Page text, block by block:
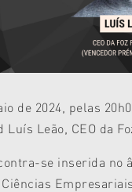
de 2024, pelas
Luís Leão, CEO da
se inserida no